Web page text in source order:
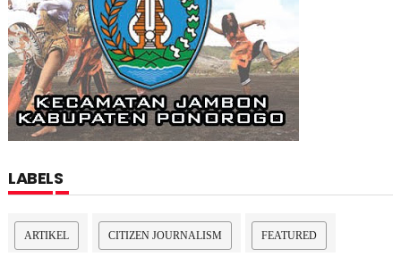
LABELS
ARTIKEL CITIZEN JOURNALISM FEATURED